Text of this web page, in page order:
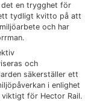
en trygghet för
tydligt kvitto på att
och har
och
säkerställer ett
i enlighet
för Hector Rail.